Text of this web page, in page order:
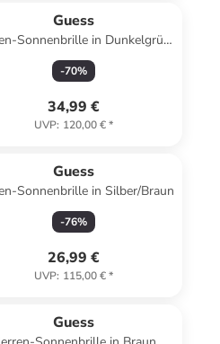
Guess
Sonnenbrille in Dunkelgrün/
Gold
-70%
34,99 €
UVP: 120,00 €*
Guess
Sonnenbrille in Silber/Braun
-76%
26,99 €
UVP: 115,00 €*
Guess